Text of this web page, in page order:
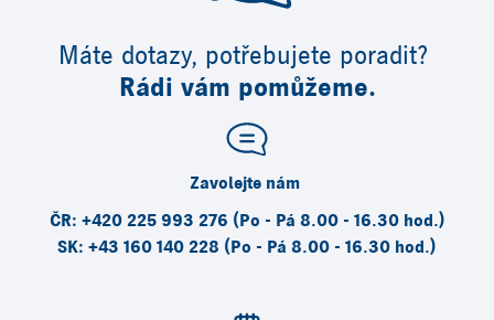
Máte dotazy, potřebujete poradit?
Rádi vám pomůžeme.
Zavolejte nám
ČR: +420 225 993 276 (Po - Pá 8.00 - 16.30 hod.)
SK: +43 160 140 228 (Po - Pá 8.00 - 16.30 hod.)